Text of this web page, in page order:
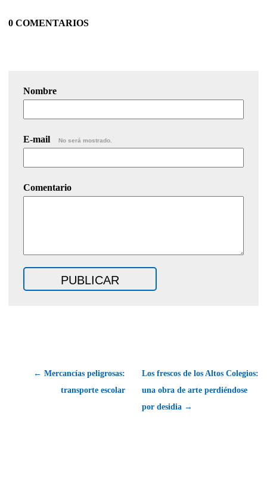
0 COMENTARIOS
Nombre
E-mail No será mostrado.
Comentario
← Mercancías peligrosas:
transporte escolar
Los frescos de los Altos Colegios:
una obra de arte perdiéndose
por desidia →